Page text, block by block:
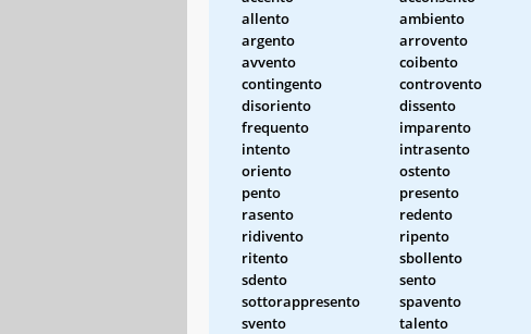
allento
ambiento
argento
arrovento
avvento
coibento
contingento
controvento
disoriento
dissento
frequento
imparento
intento
intrasento
oriento
ostento
pento
presento
rasento
redento
ridivento
ripento
ritento
sbollento
sdento
sento
sottorappresento
spavento
svento
talento